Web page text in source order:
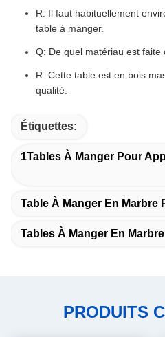
R: Il faut habituellement
table à manger.
Q: De quel matériau est
R: Cette table est en bois
qualité.
Étiquettes:
1Tables À Manger Pour
Table À Manger En Marbre
Tables À Manger En
PRODUITS